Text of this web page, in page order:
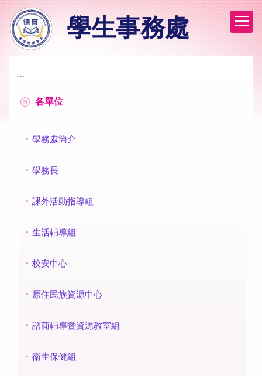
到
主
學生事務處
:::
各單位
學務處簡介
學務長
課外活動指導組
生活輔導組
校安中心
原住民族資源中心
諮商輔導暨資源教室組
衛生保健組